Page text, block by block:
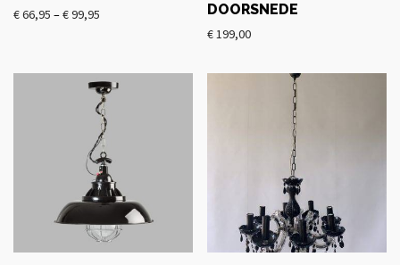
€66,95 –€99,95
DOORSNEDE
€199,00